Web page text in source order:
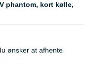
phantom, kort kølle,
ønsker at afhente